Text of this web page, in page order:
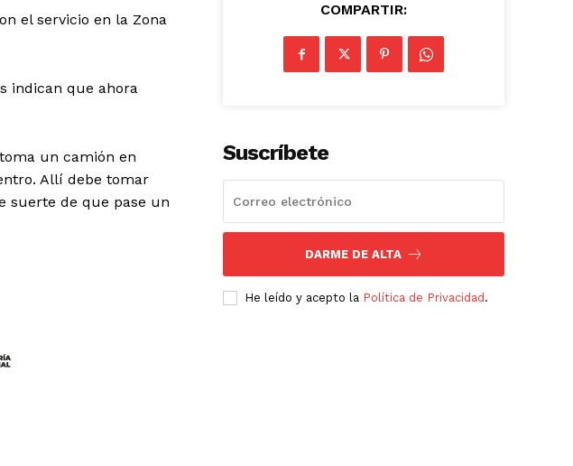
el servicio en la Zona
indican que ahora
un camión en
Allí debe tomar
suerte de que pase un
COMPARTIR:
Suscríbete
DARME DE ALTA
He leído y acepto la Política de Privacidad .